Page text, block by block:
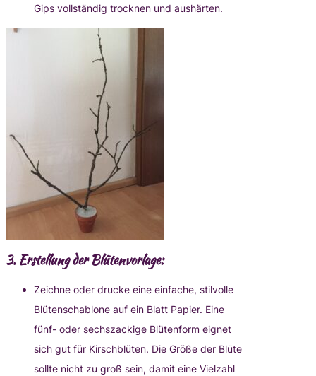
Gips vollständig trocknen und aushärten.
3.Erstellung der Blütenvorlage:
Zeichne oder drucke eine einfache, stilvolle
Blütenschablone auf ein Blatt Papier. Eine
fünf- oder sechszackige Blütenform eignet
sich gut für Kirschblüten. Die Größe der Blüte
sollte nicht zu groß sein, damit eine Vielzahl